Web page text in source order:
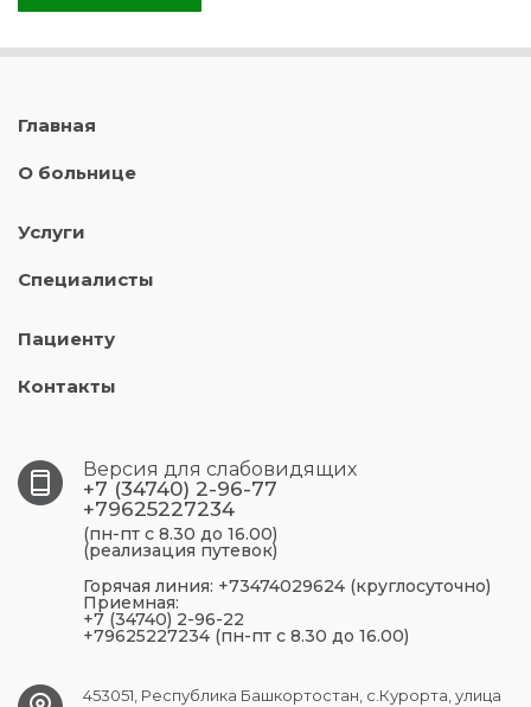
Главная
О больнице
Услуги
Специалисты
Пациенту
Контакты
Версия для слабовидящих
+7 (34740) 2-96-77
+79625227234
(пн-пт с 8.30 до 16.00)
(реализация путевок)
Горячая линия: +73474029624 (круглосуточно)
Приемная:
+7 (34740) 2-96-22
+79625227234 (пн-пт с 8.30 до 16.00)
453051, Республика Башкортостан, с.Курорта, улица